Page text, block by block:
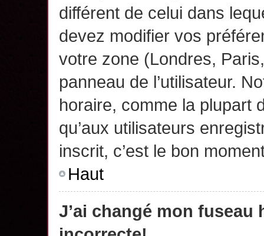
différent de celui dans
devez modifier vos
votre zone (Londres,
panneau de l’utilisateur.
horaire, comme la plupart
qu’aux utilisateurs
inscrit, c’est le bon
Haut
J’ai changé mon fuseau